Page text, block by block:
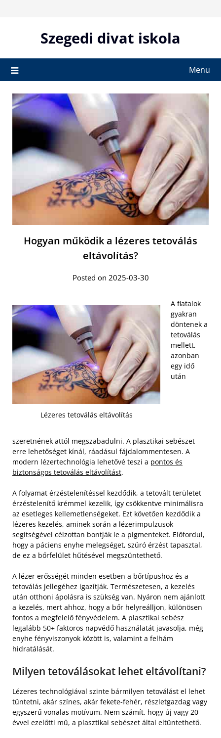
Szegedi divat iskola
Menu
Hogyan működik a lézeres tetoválás
eltávolítás?
Posted on 2025-03-30
Lézeres tetoválás eltávolítás
A fiatalok
gyakran
döntenek a
tetoválás
mellett,
azonban
egy idő
után
szeretnének attól megszabadulni. A plasztikai sebészet
erre lehetőséget kínál, ráadásul fájdalommentesen. A
modern lézertechnológia lehetővé teszi a pontos és
biztonságos tetoválás eltávolítást.
A folyamat érzéstelenítéssel kezdődik, a tetovált területet
érzéstelenítő krémmel kezelik, így csökkentve minimálisra
az esetleges kellemetlenségeket. Ezt követően kezdődik a
lézeres kezelés, aminek során a lézerimpulzusok
segítségével célzottan bontják le a pigmenteket. Előfordul,
hogy a páciens enyhe melegséget, szúró érzést tapasztal,
de ez a bőrfelület hűtésével megszüntethető.
A lézer erősségét minden esetben a bőrtípushoz és a
tetoválás jellegéhez igazítják. Természetesen, a kezelés
után otthoni ápolásra is szükség van. Nyáron nem ajánlott
a kezelés, mert ahhoz, hogy a bőr helyreálljon, különösen
fontos a megfelelő fényvédelem. A plasztikai sebész
legalább 50+ faktoros napvédő használatát javasolja, még
enyhe fényviszonyok között is, valamint a felhám
hidratálását.
Milyen tetoválásokat lehet eltávolítani?
Lézeres technológiával szinte bármilyen tetoválást el lehet
tüntetni, akár színes, akár fekete-fehér, részletgazdag vagy
egyszerű vonalas motívum. Nem számít, hogy új vagy 20
évvel ezelőtti mű, a plasztikai sebészet által eltüntethető.